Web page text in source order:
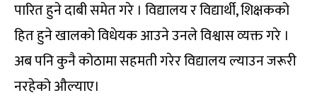
पारित हुने दाबी समेत गरे । विद्यालय र विद्यार्थी, शिक्षकको
हित हुने खालको विधेयक आउने उनले विश्वास व्‍यक्त गरे ।
अब पनि कुनै कोठामा सहमती गरेर विद्यालय ल्याउन जरूरी
नरहेको औल्याए।